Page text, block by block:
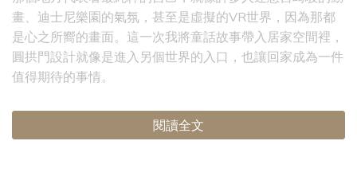
畫、迪士尼樂園的氣氛，甚至是虛擬的VR世界，因為那都
是心之所嚮的畫面。這一次我將童話故事帶入居家空間裡，
圓拱門設計就像是進入另個世界的入口，也讓回家成為一件
值得期待的事情。
閱讀全文